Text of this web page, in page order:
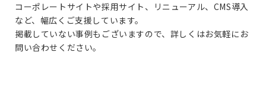
コーポレートサイトや採用サイト、リニューアル、CMS導入
など、幅広くご支援しています。
掲載していない事例もございますので、詳しくはお気軽にお
問い合わせください。